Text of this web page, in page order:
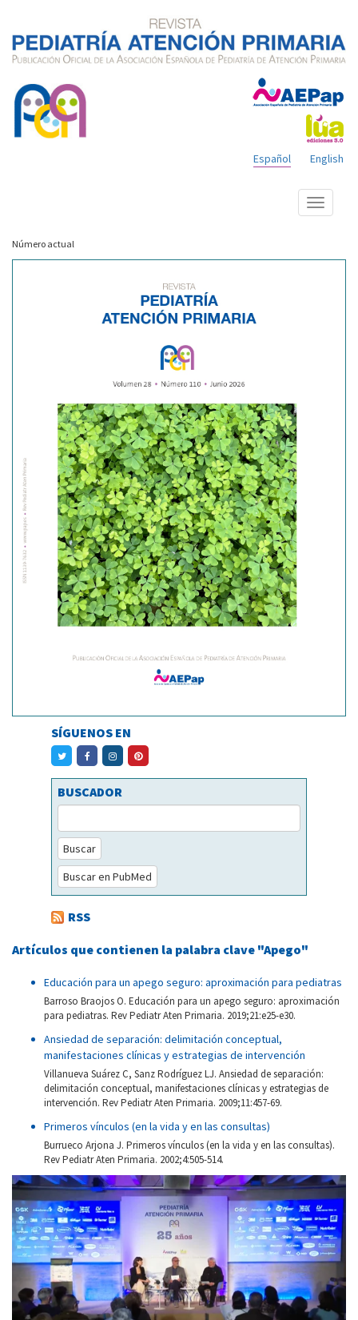
English
Español
Mostrar
menú
Número actual
SÍGUENOS EN
BUSCADOR
Buscar
Buscar en PubMed
RSS
Artículos que contienen la palabra clave "Apego"
Educación para un apego seguro: aproximación para pediatras
Barroso Braojos O. Educación para un apego seguro: aproximación
para pediatras. Rev Pediatr Aten Primaria. 2019;21:e25-e30.
Ansiedad de separación: delimitación conceptual,
manifestaciones clínicas y estrategias de intervención
Villanueva Suárez C, Sanz Rodríguez LJ. Ansiedad de separación:
delimitación conceptual, manifestaciones clínicas y estrategias de
intervención. Rev Pediatr Aten Primaria. 2009;11:457-69.
Primeros vínculos (en la vida y en las consultas)
Burrueco Arjona J. Primeros vínculos (en la vida y en las consultas).
Rev Pediatr Aten Primaria. 2002;4:505-514.